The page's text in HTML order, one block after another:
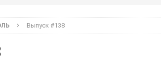
ШКОЛЫ И ДЕТСКИЕ САДЫ
Школа русского языка при
Выпуск #138